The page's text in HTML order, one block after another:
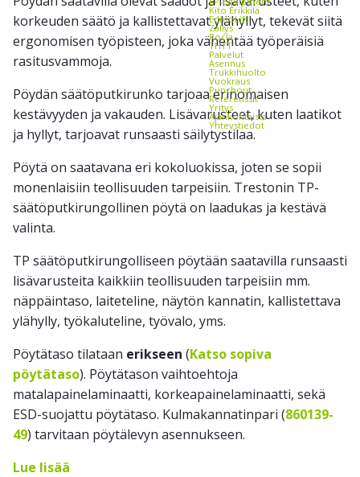
Kito Erikkilä
EdmoLift
Zallys
Rocla
THTT
Palvelut
Asennus
Trukkihuolto
Vuokraus
Punchout
Referenssit
Yritys
Ajankohtaista
Yhteystiedot
korkeuden säätö ja kallistettavat ylähyllyt, tekevät siitä
ergonomisen työpisteen, joka vähentää työperäisiä
rasitusvammoja.
Pöydän säätöputkirunko tarjoaa erinomaisen
kestävyyden ja vakauden. Lisävarusteet, kuten laatikot
ja hyllyt, tarjoavat runsaasti säilytystilaa.
Pöytä on saatavana eri kokoluokissa, joten se sopii
monenlaisiin teollisuuden tarpeisiin. Trestonin TP-
säätöputkirungollinen pöytä on laadukas ja kestävä
valinta.
TP säätöputkirungolliseen pöytään saatavilla runsaasti
lisävarusteita kaikkiin teollisuuden tarpeisiin mm.
näppäintaso, laiteteline, näytön kannatin, kallistettava
ylähylly, työkaluteline, työvalo, yms.
Pöytätaso tilataan erikseen (Katso sopiva
pöytätaso). Pöytätason vaihtoehtoja
matalapainelaminaatti, korkeapainelaminaatti, sekä
ESD-suojattu pöytätaso. Kulmakannatinpari (860139-
49) tarvitaan pöytälevyn asennukseen.
Lue lisää